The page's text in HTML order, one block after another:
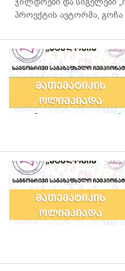
პროექტის ავტორმა, გოჩა